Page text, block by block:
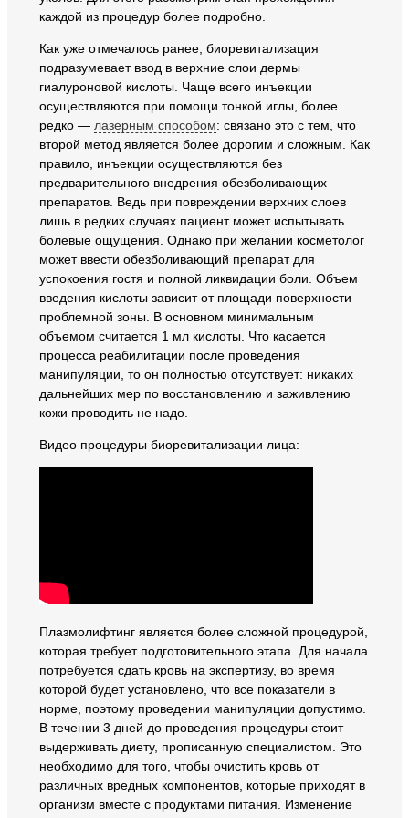
каждой из процедур более подробно.
Как уже отмечалось ранее, биоревитализация
подразумевает ввод в верхние слои дермы
гиалуроновой кислоты. Чаще всего инъекции
осуществляются при помощи тонкой иглы, более
редко — лазерным способом: связано это с тем, что
второй метод является более дорогим и сложным. Как
правило, инъекции осуществляются без
предварительного внедрения обезболивающих
препаратов. Ведь при повреждении верхних слоев
лишь в редких случаях пациент может испытывать
болевые ощущения. Однако при желании косметолог
может ввести обезболивающий препарат для
успокоения гостя и полной ликвидации боли. Объем
введения кислоты зависит от площади поверхности
проблемной зоны. В основном минимальным
объемом считается 1 мл кислоты. Что касается
процесса реабилитации после проведения
манипуляции, то он полностью отсутствует: никаких
дальнейших мер по восстановлению и заживлению
кожи проводить не надо.
Видео процедуры биоревитализации лица:
Плазмолифтинг является более сложной процедурой,
которая требует подготовительного этапа. Для начала
потребуется сдать кровь на экспертизу, во время
которой будет установлено, что все показатели в
норме, поэтому проведении манипуляции допустимо.
В течении 3 дней до проведения процедуры стоит
выдерживать диету, прописанную специалистом. Это
необходимо для того, чтобы очистить кровь от
различных вредных компонентов, которые приходят в
организм вместе с продуктами питания. Изменение